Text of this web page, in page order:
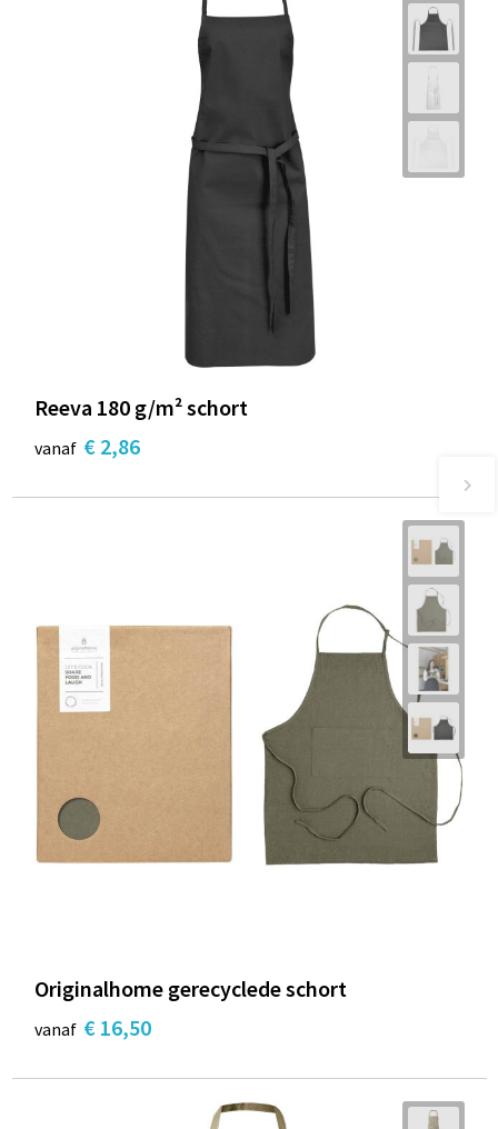
Reeva 180 g/m² schort
vanaf € 2,86
Originalhome gerecyclede schort
vanaf € 16,50